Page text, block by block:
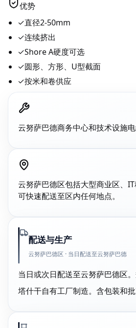
优势
✓直径2-50mm
✓连续挤出
✓Shore A硬度可选
✓圆形、方形、U型截面
✓按米和卷供应
云努萨巴德商务中心和技术设施
云努萨巴德区包括大型商业区、
可快速配送至区内任何地点。
配送与生产
云努萨巴德区 · 当日配送至云努萨巴德
当日或次日配送至云努萨巴德区
塔什干自有工厂制造。含包装和批